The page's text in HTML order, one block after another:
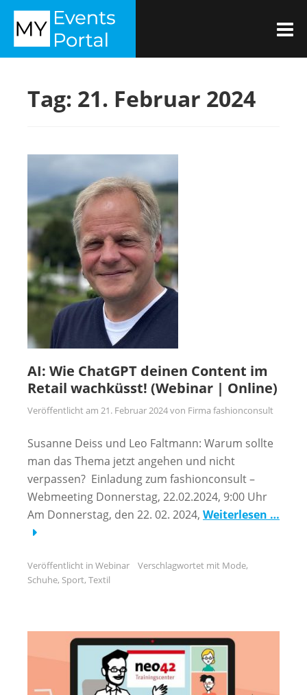
Zum
Inhalt
springen
MYEVENTSPORTAL
Tag: 21. Februar 2024
AI: Wie ChatGPT deinen Content im
Retail wachküsst! (Webinar | Online)
Veröffentlicht am 21. Februar 2024von Firma fashionconsult
Susanne Deiss und Leo Faltmann: Warum sollte
man das Thema jetzt angehen und nicht
verpassen? Einladung zum fashionconsult –
Webmeeting Donnerstag, 22.02.2024, 9:00 Uhr
Am Donnerstag, den 22. 02. 2024, Weiterlesen …
Veröffentlicht in Webinar Verschlagwortet mit Mode,
Schuhe, Sport, Textil